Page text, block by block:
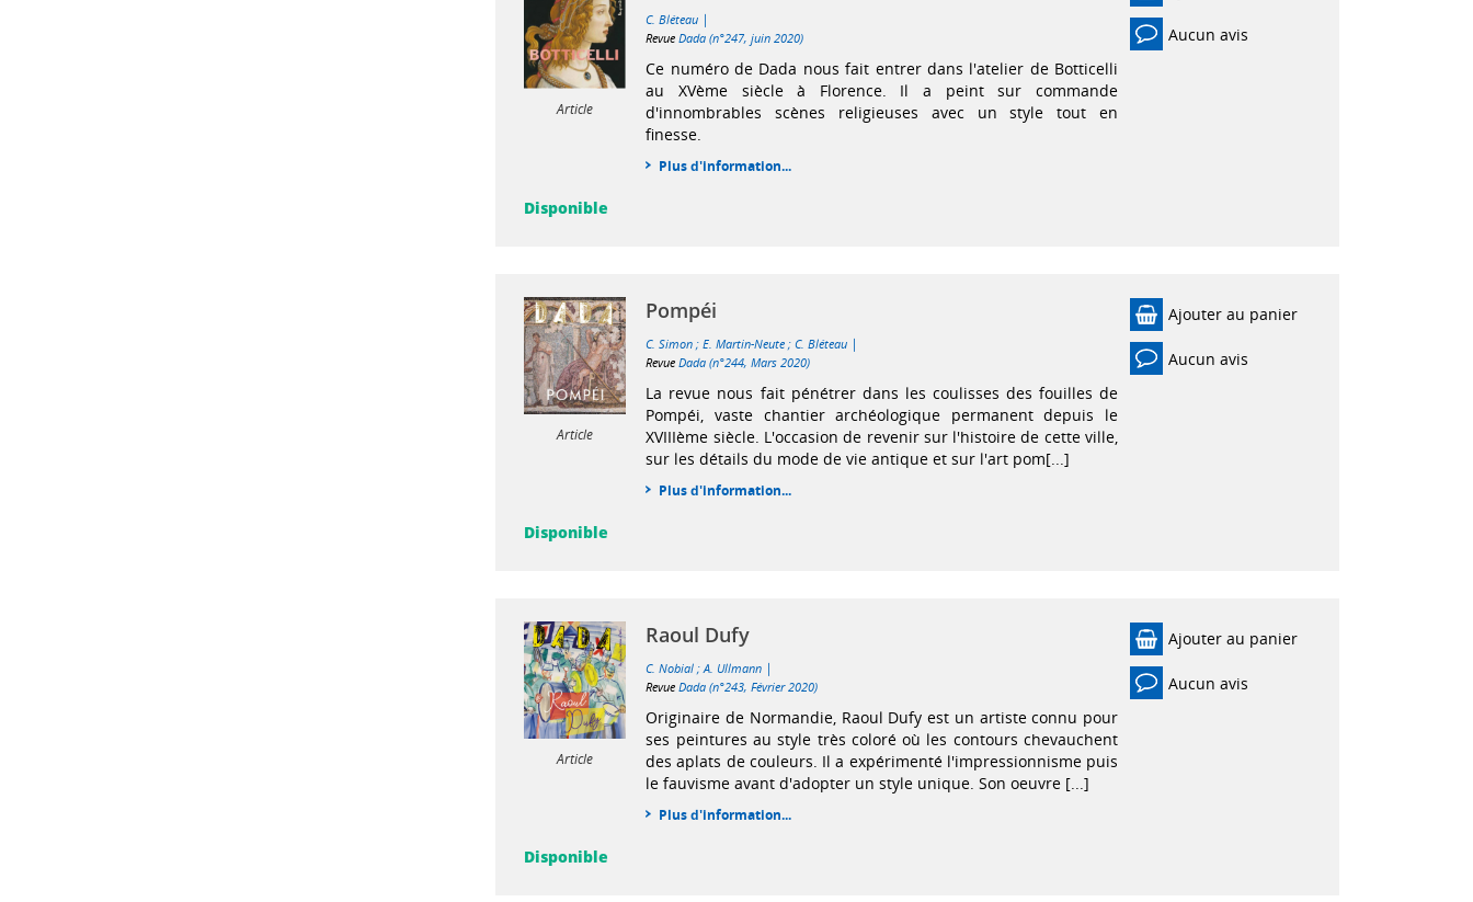
Article
C. Bléteau |
RevueDada (n°247, juin 2020)
Ce numéro de Dada nous fait entrer dans l'atelier de Botticelli
au XVème siècle à Florence. Il a peint sur commande
d'innombrables scènes religieuses avec un style tout en
finesse.
Plus d'information...
Aucun avis
Disponible
Article
Pompéi
C. Simon ;E. Martin-Neute ;C. Bléteau |
RevueDada (n°244, Mars 2020)
La revue nous fait pénétrer dans les coulisses des fouilles de
Pompéi, vaste chantier archéologique permanent depuis le
XVIIIème siècle. L'occasion de revenir sur l'histoire de cette ville,
sur les détails du mode de vie antique et sur l'art pom[...]
Plus d'information...
Ajouter au panier
Aucun avis
Disponible
Article
Raoul Dufy
C. Nobial ;A. Ullmann |
RevueDada (n°243, Février 2020)
Originaire de Normandie, Raoul Dufy est un artiste connu pour
ses peintures au style très coloré où les contours chevauchent
des aplats de couleurs. Il a expérimenté l'impressionnisme puis
le fauvisme avant d'adopter un style unique. Son oeuvre [...]
Plus d'information...
Ajouter au panier
Aucun avis
Disponible